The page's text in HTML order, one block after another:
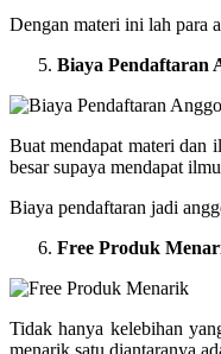
Dengan materi ini lah para
Biaya Pendaftaran
Buat mendapat materi dan
besar supaya mendapat
Biaya pendaftaran jadi
Free Produk
Tidak hanya kelebihan
menarik satu diantaranya